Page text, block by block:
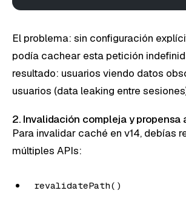
El problema: sin configuración
podía cachear esta petición
resultado: usuarios viendo datos
usuarios (data leaking entre
2. Invalidación compleja y propensa
Para invalidar caché en v14, debías
múltiples APIs:
revalidatePath()